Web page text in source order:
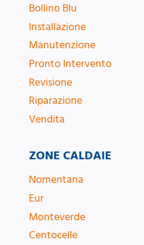
Bollino Blu
Installazione
Manutenzione
Pronto Intervento
Revisione
Riparazione
Vendita
ZONE CALDAIE
Nomentana
Eur
Monteverde
Centocelle